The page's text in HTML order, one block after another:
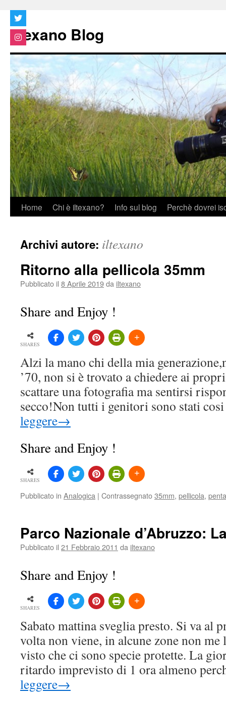
Vai
contenuto
Iltexano Blog
Home Chi è iltexano? Info sul blog Perchè dovrei
Archivi autore: iltexano
Ritorno alla pellicola 35mm
Pubblicato il 8 Aprile 2019da iltexano
Share and Enjoy !
SHARES
Alzi la mano chi della mia
’70, non si è trovato a chiedere ai
scattare una fotografia ma sentirsi
secco!Non tutti i genitori sono stati
leggere→
Share and Enjoy !
SHARES
Pubblicato in Analogica | Contrassegnato35mm, pellicola,
Parco Nazionale d’Abruzzo:
Pubblicato il 21 Febbraio 2011 da iltexano
Share and Enjoy !
SHARES
Sabato mattina sveglia presto. Si va al
volta non viene, in alcune zone non me
visto che ci sono specie protette. La
ritardo imprevisto di 1 ora almeno
leggere→